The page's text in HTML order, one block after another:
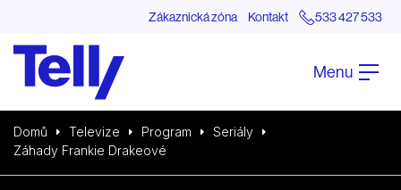
Zákaznická zóna Kontakt 533 427 533
Menu
Domů Televize Program
Seriály
Záhady Frankie Drakeové